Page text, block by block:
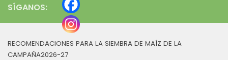
SÍGANOS:
RECOMENDACIONES PARA LA SIEMBRA DE MAÍZ DE LA
CAMPAÑA2026-27